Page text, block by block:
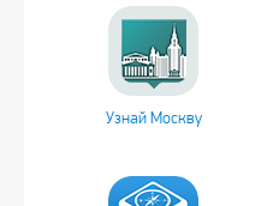
Узнай Москву